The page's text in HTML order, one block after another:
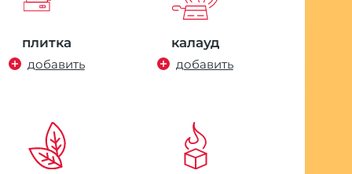
плитка
добавить
калауд
добавить